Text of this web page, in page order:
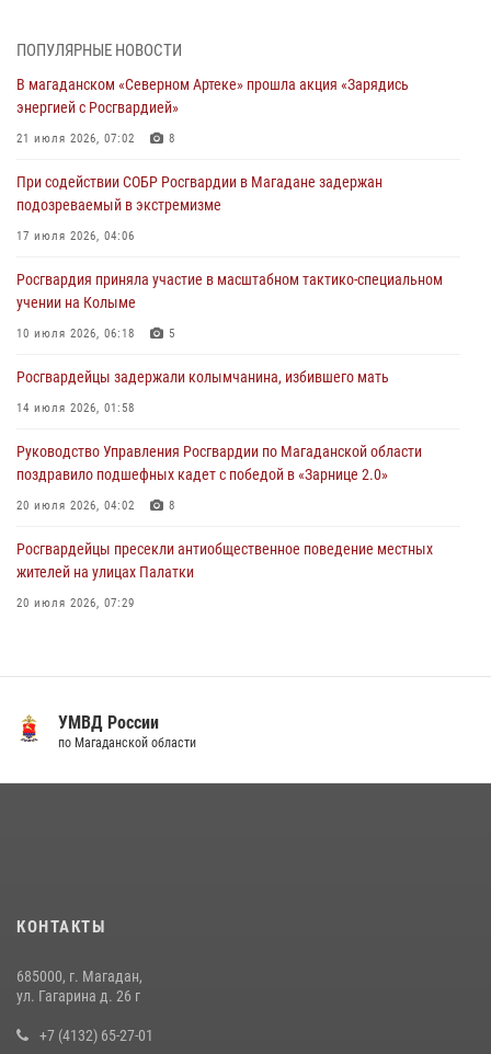
При содействии СОБР Росгвардии в Магадане задержан
17 июля 2026, 04:06
«Каникулы с Росгвардией» продолжаются на Колыме
Начальник Главного штаба – первый заместитель директора
Росгвардии Герой России генерал-полковник Сергей Бойко
15 июля 2026, 06:21
Кинологический тандем из Магадана завоевал бронзу на
15 июля 2026, 04:34
ПОПУЛЯРНЫЕ НОВОСТИ
В магаданском «Северном Артеке» прошла акция «Зарядись
энергией с Росгвардией»
21 июля 2026, 07:02 8
При содействии СОБР Росгвардии в Магадане задержан
подозреваемый в экстремизме
17 июля 2026, 04:06
Росгвардия приняла участие в масштабном тактико-специальном
учении на Колыме
10 июля 2026, 06:18 5
Росгвардейцы задержали колымчанина, избившего мать
14 июля 2026, 01:58
Руководство Управления Росгвардии по Магаданской области
поздравило подшефных кадет с победой в «Зарнице 2.0»
20 июля 2026, 04:02 8
Росгвардейцы пресекли антиобщественное поведение местных
жителей на улицах Палатки
20 июля 2026, 07:29
16 июля 2026, 03:27 6
Кинологический тандем из Магадана завоевал бронзу на
соревнованиях Восточного округа Росгвардии
15 июля 2026, 06:21
УМВД России
по Магаданской области
КОНТАКТЫ
685000, г. Магадан,
ул. Гагарина д. 26 г
+7 (4132) 65-27-01